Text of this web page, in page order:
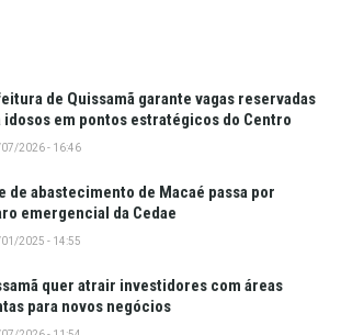
de Quissamã garante vagas reservadas
idosos em pontos estratégicos do Centro
2026 - 16:46
de abastecimento de Macaé passa por
emergencial da Cedae
2025 - 14:55
quer atrair investidores com áreas
para novos negócios